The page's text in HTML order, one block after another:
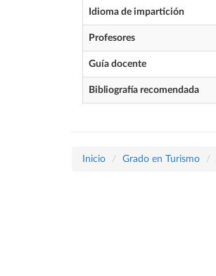
Idioma de impartición
Profesores
Guía docente
Bibliografía recomendada
Inicio Grado en Turismo